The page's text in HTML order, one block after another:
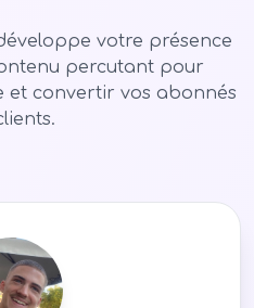
votre présence
percutant pour
et convertir vos abonnés